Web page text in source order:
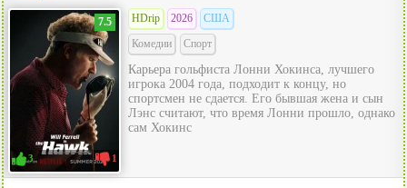
7.5
3 1
HDrip 2026
США
Комедии
Спорт
Карьера гольфиста Лонни Хокинса, лучшего
игрока 2004 года, подходит к концу, но
спортсмен не сдается. Его бывшая жена и сын
Лэнс считают, что время Лонни прошло, однако
сам Хокинс